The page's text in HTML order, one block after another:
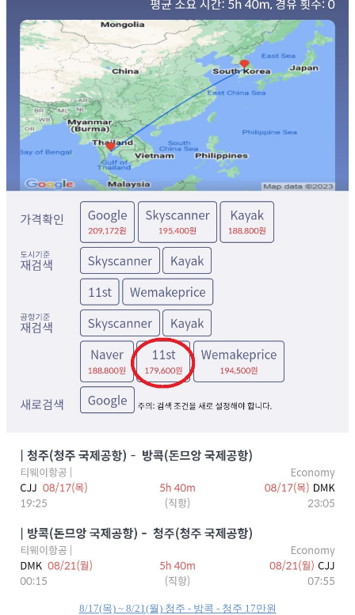
8/17(목) ~ 8/21(월) 청주 - 방콕 - 청주 17만원